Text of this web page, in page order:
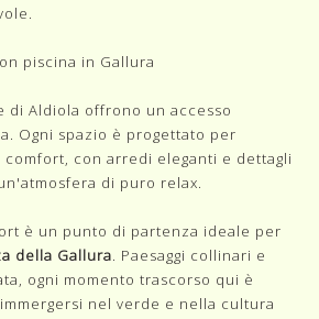
piscina in Gallura
di Aldiola offrono un accesso
Ogni spazio è progettato per
comfort, con arredi eleganti e dettagli
di puro relax.
è un punto di partenza ideale per
della Gallura. Paesaggi collinari e
ogni momento trascorso qui è
nel verde e nella cultura